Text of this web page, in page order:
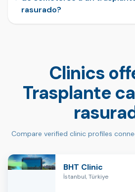
rasurado?
Clinics
Trasplante
Compare verified clinic profiles
BHT Clinic
İstanbul, Türkiye